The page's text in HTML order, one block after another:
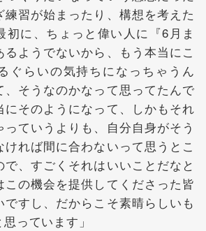
習が始まったり、構想を考えた
初に、ちょっと偉い人に『6月ま
ようでないから、もう本当にこ
ぐらいの気持ちになっちゃうん
、そうなのかなって思ってたんで
そのようになって、しかもそれ
ていうよりも、自分自身がそう
ければ間に合わないって思うとこ
で、すごくそれはいいことだなと
の機会を提供してくださった皆
ですし、だからこそ素晴らしいも
っています」